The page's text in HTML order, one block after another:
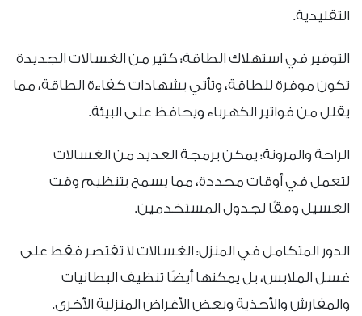
التقليدية.
التوفير في استهلاك الطاقة: كثير من الغسالات الجديدة
تكون موفرة للطاقة، وتأتي بشهادات كفاءة الطاقة، مما
يقلل من فواتير الكهرباء ويحافظ على البيئة.
الراحة والمرونة: يمكن برمجة العديد من الغسالات
لتعمل في أوقات محددة، مما يسمح بتنظيم وقت
الغسيل وفقًا لجدول المستخدمين.
الدور المتكامل في المنزل: الغسالات لا تقتصر فقط على
غسل الملابس، بل يمكنها أيضًا تنظيف البطانيات
والمفارش والأحذية وبعض الأغراض المنزلية الأخرى.